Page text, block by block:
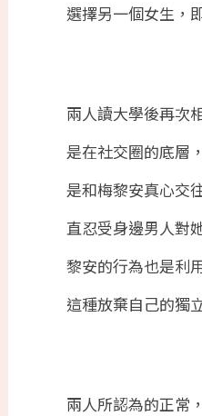
選擇另一個女生，
兩人讀大學後再次
是在社交圈的底層
是和梅黎安真心交
直忍受身邊男人對
黎安的行為也是利
這種放棄自己的獨
兩人所認為的正常